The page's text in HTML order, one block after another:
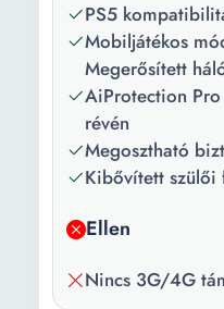
Wi-Fi átviteli
sebesség
(Mbps):
USB port:
Tápellátás:
19
PS5
Mobiljátékos
Megerősített
AiProtection
révén
Megosztható
Kibővített szülői
Ellen
Nincs 3G/4G